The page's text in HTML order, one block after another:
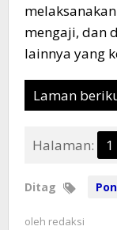
mengaji, dan
lainnya yang
Laman
Halaman: 1
Ditag
oleh redaksi